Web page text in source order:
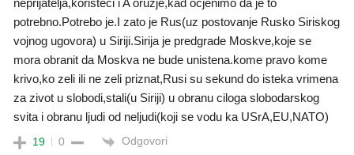
neprijatelja,koristeci i A oruzje,kad ocjenimo da je to
potrebno.Potrebo je.I zato je Rus(uz postovanje Rusko Siriskog
vojnog ugovora) u Siriji.Sirija je predgrade Moskve,koje se
mora obranit da Moskva ne bude unistena.kome pravo kome
krivo,ko zeli ili ne zeli priznat,Rusi su sekund do isteka vrimena
za zivot u slobodi,stali(u Siriji) u obranu ciloga slobodarskog
svita i obranu ljudi od neljudi(koji se vodu ka USrA,EU,NATO)
19 0 Odgovori